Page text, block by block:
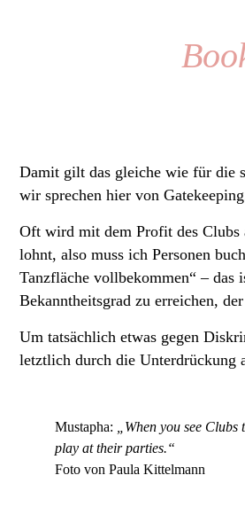
Damit gilt das gleiche wie für die
wir sprechen hier von
Oft wird mit dem Profit des Clubs
lohnt, also muss ich Personen
Tanzfläche vollbekommen“ – das
Bekanntheitsgrad zu erreichen,
Um tatsächlich etwas gegen
letztlich durch die Unterdrückung
Mustapha:
„When you see
play at their parties.“
Foto von Paula Kittelmann